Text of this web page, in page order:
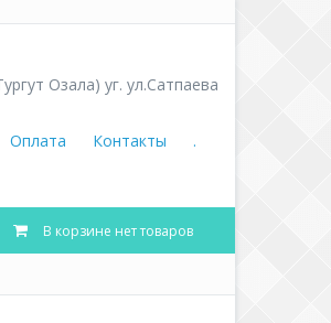
Озала) уг. ул.Сатпаева
Оплата Контакты .
В корзине нет товаров